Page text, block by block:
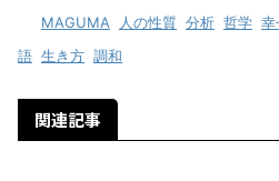
MAGUMA 人の性質 分析 哲学 幸
語 生き方 調和
関連記事